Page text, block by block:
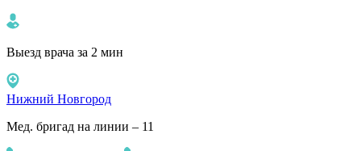
Выезд врача за 2 мин
Нижний Новгород
Мед. бригад на линии – 11